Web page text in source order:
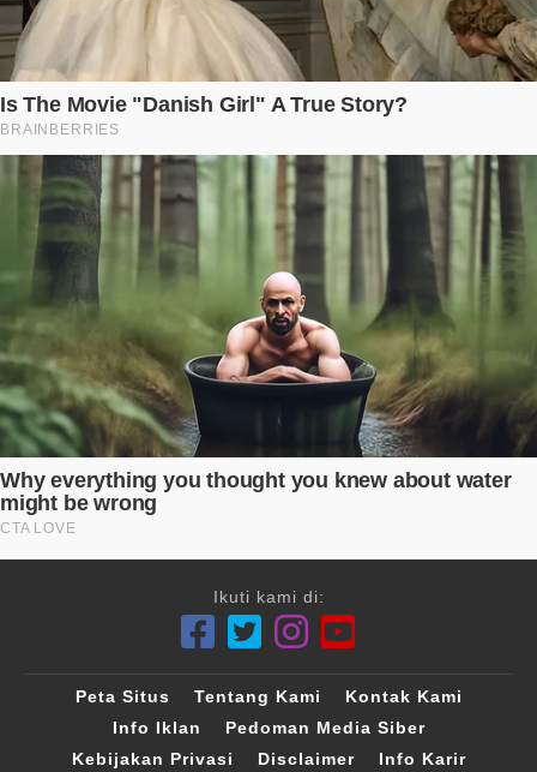
Ikuti kami di:
Peta Situs Tentang Kami
Kontak Kami
Info Iklan
Pedoman Media Siber
Kebijakan Privasi
Disclaimer Info Karir